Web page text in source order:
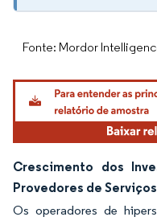
Fonte: Mordor
Crescimento dos
Provedores de
Os operadores de